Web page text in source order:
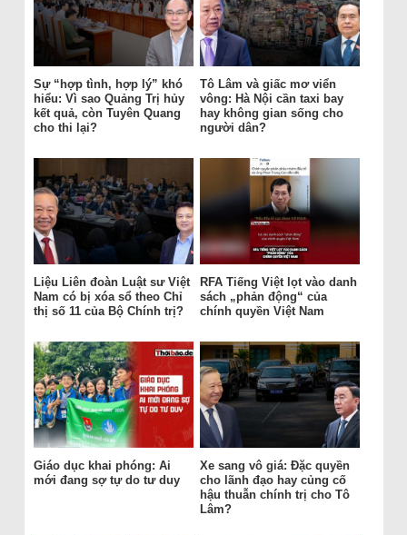
Sự “hợp tình, hợp lý” khó
hiểu: Vì sao Quảng Trị hủy
kết quả, còn Tuyên Quang
cho thi lại?
Tô Lâm và giấc mơ viển
vông: Hà Nội cần taxi bay
hay không gian sống cho
người dân?
Liệu Liên đoàn Luật sư Việt
Nam có bị xóa sổ theo Chỉ
thị số 11 của Bộ Chính trị?
RFA Tiếng Việt lọt vào danh
sách „phản động“ của
chính quyền Việt Nam
Giáo dục khai phóng: Ai
mới đang sợ tự do tư duy
Xe sang vô giá: Đặc quyền
cho lãnh đạo hay củng cố
hậu thuẫn chính trị cho Tô
Lâm?